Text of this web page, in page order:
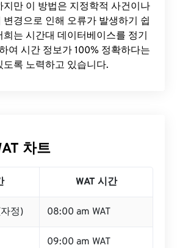
지만 이 방법은 지정학적 사건이나
변경으로 인해 오류가 발생하기 쉽
는 시간대 데이터베이스를 정기
여 시간 정보가 100% 정확하다는
도록 노력하고 있습니다.
차트
WAT 시간
정) 08:00 am WAT
09:00 am WAT